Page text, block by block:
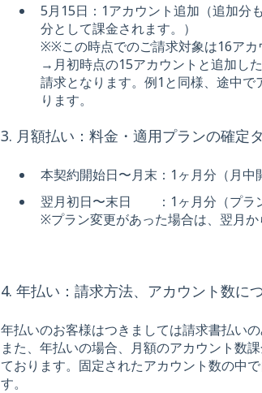
5月15日：1アカウント追加（追加分
分として課金されます。）
※※この時点でのご請求対象は16アカ
→月初時点の15アカウントと追加し
請求となります。例1と同様、途中
ります。
3. 月額払い：料金・適用プランの確定
本契約開始日〜月末：1ヶ月分（月中
翌月初日〜末日 ：1ヶ月分（プラン
※プラン変更があった場合は、翌月か
4. 年払い：請求方法、アカウント数に
年払いのお客様はつきましては請求書払いの
また、年払いの場合、月額のアカウント数
ております。固定されたアカウント数の中
す。